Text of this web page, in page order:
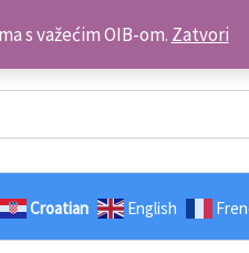
s važećim OIB-om. Zatvori
Croatian English